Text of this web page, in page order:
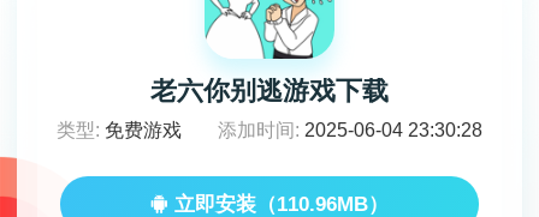
老六你别逃游戏下载
类型: 免费游戏 添加时间: 2025-06-04 23:30:28
立即安装（110.96MB）